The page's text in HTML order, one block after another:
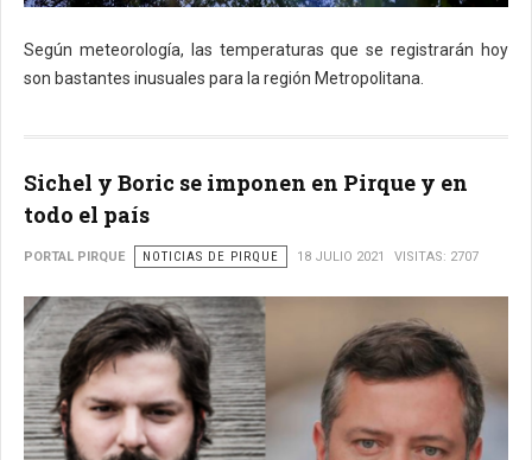
Según meteorología, las temperaturas que se registrarán hoy
son bastantes inusuales para la región Metropolitana.
Sichel y Boric se imponen en Pirque y en
todo el país
PORTAL PIRQUE NOTICIAS DE PIRQUE 18 JULIO 2021 VISITAS: 2707